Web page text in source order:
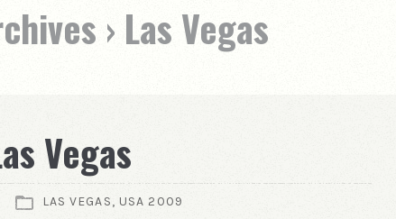
› Las Vegas
Vegas
LAS VEGAS, USA 2009